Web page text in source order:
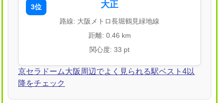
3位 大正
路線: 大阪メトロ長堀鶴見緑地線
距離: 0.46 km
関心度: 33 pt
京セラドーム大阪周辺でよく見られる駅ベスト4以
降をチェック